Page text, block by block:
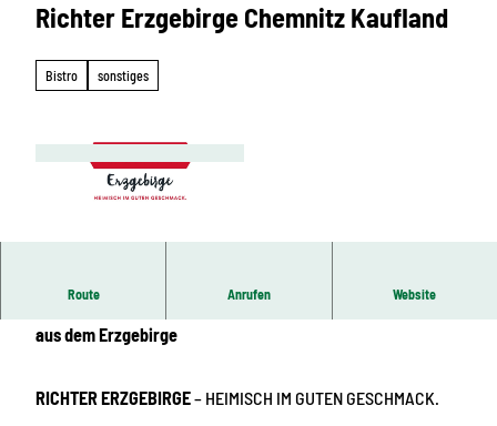
Richter Erzgebirge Chemnitz Kaufland
Bistro sonstiges
Route Anrufen Website
aus dem Erzgebirge
RICHTER ERZGEBIRGE– HEIMISCH IM GUTEN GESCHMACK.